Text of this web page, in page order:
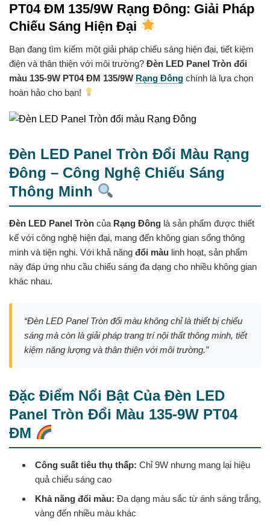
PT04 ĐM 135/9W Rạng Đông: Giải Pháp
Chiếu Sáng Hiện Đại
Bạn đang tìm kiếm một giải pháp chiếu sáng hiện đại, tiết kiệm
điện và thân thiện với môi trường? Đèn LED Panel Tròn đổi
màu 135-9W PT04 ĐM 135/9W Rạng Đông chính là lựa chọn
hoàn hảo cho bạn!
Đèn LED Panel Tròn Đổi Màu Rạng
Đông – Công Nghệ Chiếu Sáng
Thông Minh
Đèn LED Panel Tròn của Rạng Đông là sản phẩm được thiết
kế với công nghệ hiện đại, mang đến không gian sống thông
minh và tiện nghi. Với khả năng đổi màu linh hoạt, sản phẩm
này đáp ứng nhu cầu chiếu sáng đa dạng cho nhiều không gian
khác nhau.
“Đèn LED Panel Tròn đổi màu không chỉ là thiết bị chiếu
sáng mà còn là giải pháp trang trí nội thất thông minh, tiết
kiệm năng lượng và thân thiện với môi trường.”
Đặc Điểm Nổi Bật Của Đèn LED
Panel Tròn Đổi Màu 135-9W PT04
ĐM
Công suất tiêu thụ thấp: Chỉ 9W nhưng mang lại hiệu
quả chiếu sáng cao
Khả năng đổi màu: Đa dạng màu sắc từ ánh sáng trắng,
vàng đến nhiều màu khác